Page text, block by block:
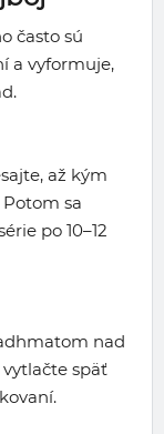
často sú
a vyformuje,
až kým
sa
po 10–12
nad
späť